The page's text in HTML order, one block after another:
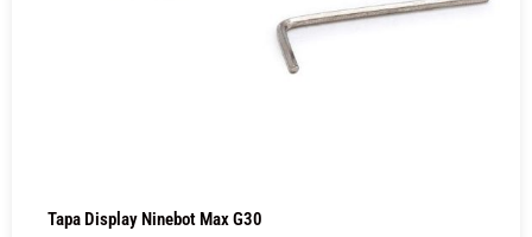
Tapa Display Ninebot Max G30